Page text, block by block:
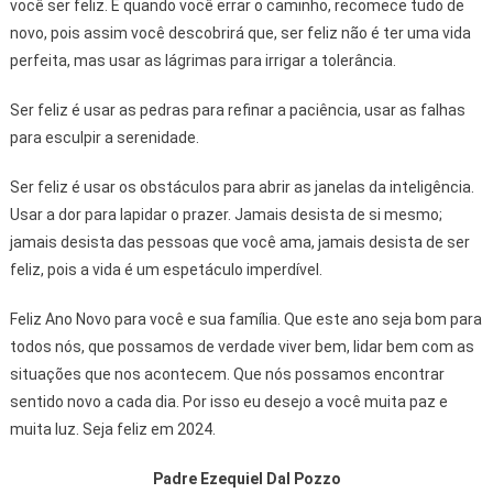
você ser feliz. E quando você errar o caminho, recomece tudo de
novo, pois assim você descobrirá que, ser feliz não é ter uma vida
perfeita, mas usar as lágrimas para irrigar a tolerância.
Ser feliz é usar as pedras para refinar a paciência, usar as falhas
para esculpir a serenidade.
Ser feliz é usar os obstáculos para abrir as janelas da inteligência.
Usar a dor para lapidar o prazer. Jamais desista de si mesmo;
jamais desista das pessoas que você ama, jamais desista de ser
feliz, pois a vida é um espetáculo imperdível.
Feliz Ano Novo para você e sua família. Que este ano seja bom para
todos nós, que possamos de verdade viver bem, lidar bem com as
situações que nos acontecem. Que nós possamos encontrar
sentido novo a cada dia. Por isso eu desejo a você muita paz e
muita luz. Seja feliz em 2024.
Padre Ezequiel Dal Pozzo